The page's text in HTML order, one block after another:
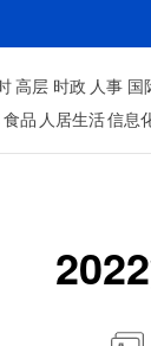
高层 时政 人事 国
食品 人居生活信息